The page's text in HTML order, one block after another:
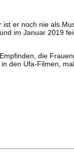
er noch nie als
im Januar 2019
die
den Ufa-Filmen,